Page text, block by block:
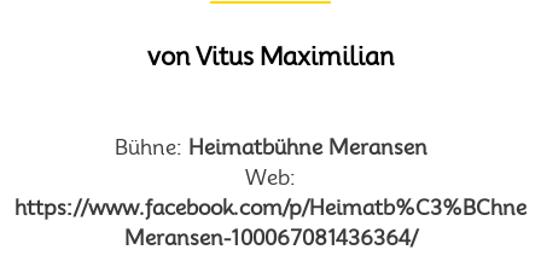
von Vitus Maximilian
Bühne: Heimatbühne Meransen
Web:
https://www.facebook.com/p/Heimatb%C3%BChne-
Meransen-100067081436364/